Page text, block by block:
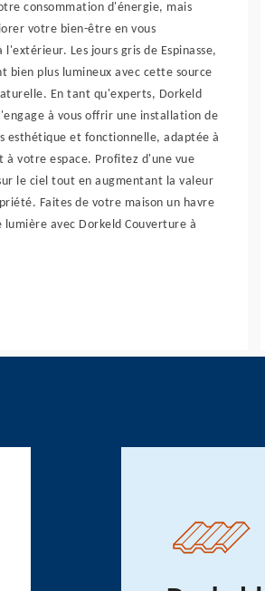
consommation d'énergie, mais
votre bien-être en vous
l'extérieur. Les jours gris de Espinasse,
bien plus lumineux avec cette source
En tant qu'experts, Dorkeld
à vous offrir une installation de
esthétique et fonctionnelle, adaptée à
à votre espace. Profitez d'une vue
le ciel tout en augmentant la valeur
Faites de votre maison un havre
lumière avec Dorkeld Couverture à